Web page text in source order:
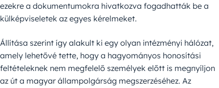
ezekre a dokumentumokra hivatkozva fogadhatták be a
külképviseletek az egyes kérelmeket.
Állítása szerint így alakult ki egy olyan intézményi hálózat,
amely lehetővé tette, hogy a hagyományos honosítási
feltételeknek nem megfelelő személyek előtt is megnyíljon
az út a magyar állampolgárság megszerzéséhez. Az